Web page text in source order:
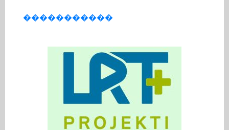
�����������